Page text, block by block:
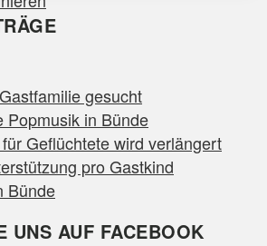
gesucht
Popmusik in Bünde
Geflüchtete wird verlängert
pro Gastkind
Bünde
UNS AUF FACEBOOK